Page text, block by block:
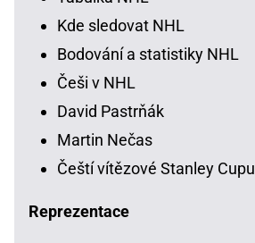
Kde sledovat NHL
Bodování a statistiky NHL
Češi v NHL
David Pastrňák
Martin Nečas
Čeští vítězové Stanley Cupu
Reprezentace